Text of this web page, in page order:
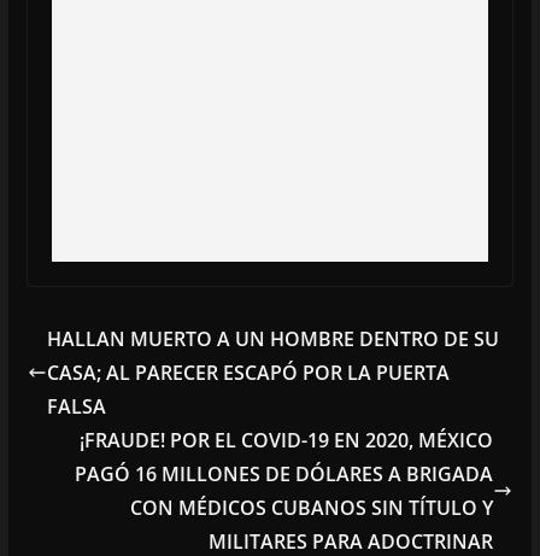
HALLAN MUERTO A UN HOMBRE DENTRO DE SU
CASA; AL PARECER ESCAPÓ POR LA PUERTA
FALSA
¡FRAUDE! POR EL COVID-19 EN 2020, MÉXICO
PAGÓ 16 MILLONES DE DÓLARES A BRIGADA
CON MÉDICOS CUBANOS SIN TÍTULO Y
MILITARES PARA ADOCTRINAR